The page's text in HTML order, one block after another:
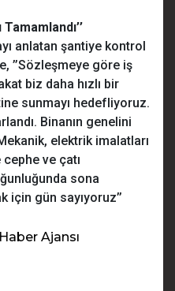
anlatan şantiye kontrol
’’Sözleşmeye göre iş
biz daha hızlı bir
sunmayı hedefliyoruz.
Binanın genelini
elektrik imalatları
ve çatı
sona
için gün sayıyoruz’’
Ajansı